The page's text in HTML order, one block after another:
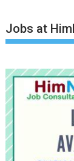
Jobs at